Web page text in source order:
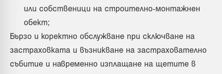
или собственици на строително-монтажнен
обект;
Бързо и коректно обслужване при сключване на
застраховката и възникване на застрахователно
събитие и навременно изплащане на щетите в